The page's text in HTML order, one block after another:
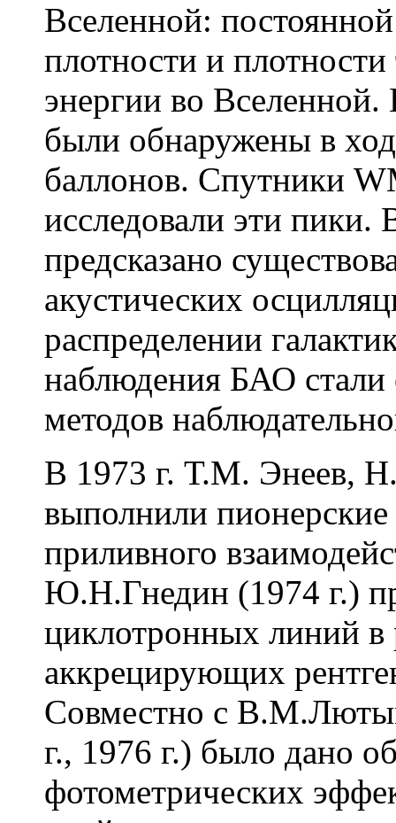
Вселенной:
плотности и
энергии во Вселенной.
были обнаружены в
баллонов. Спутники
исследовали эти пики.
предсказано
акустических
распределении
наблюдения БАО
методов
В 1973 г. Т.М. Энеев,
выполнили
приливного
Ю.Н.Гнедин (1974 г.)
циклотронных линий в
аккрецирующих
Совместно с
г., 1976 г.) было дано
фотометрических